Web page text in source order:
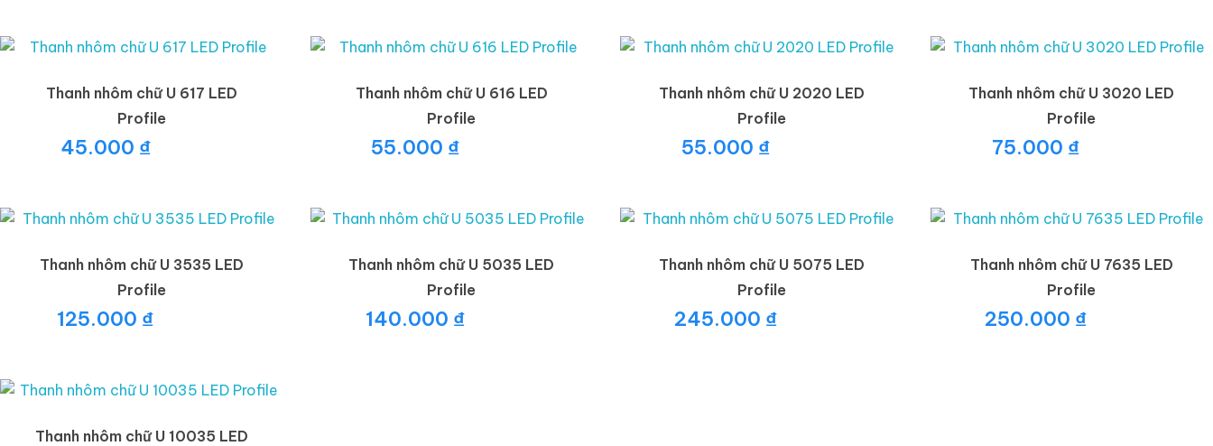
Thanh nhôm chữ U 617 LED
Profile
45.000 ₫
Thanh nhôm chữ U 616 LED
Profile
55.000 ₫
Thanh nhôm chữ U 2020 LED
Profile
55.000 ₫
Thanh nhôm chữ U 3020 LED
Profile
75.000 ₫
Thanh nhôm chữ U 3535 LED
Profile
125.000 ₫
Thanh nhôm chữ U 5035 LED
Profile
140.000 ₫
Thanh nhôm chữ U 5075 LED
Profile
245.000 ₫
Thanh nhôm chữ U 7635 LED
Profile
250.000 ₫
Thanh nhôm chữ U 10035 LED